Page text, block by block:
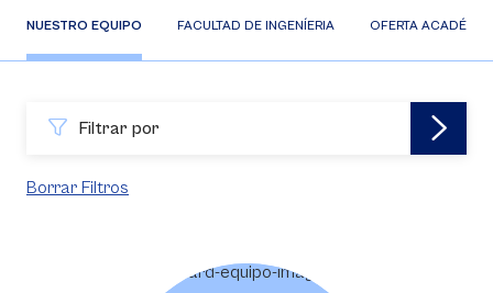
NUESTRO EQUIPO FACULTAD DE INGENÍERIA OFERTA
Filtrar por
Borrar Filtros